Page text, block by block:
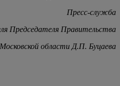
Пресс-служба
Председателя Правительства
Московской области Д.П. Буцаева